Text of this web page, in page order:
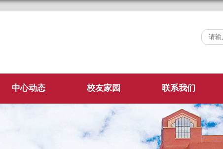
中心动态 校友家园 联系我们